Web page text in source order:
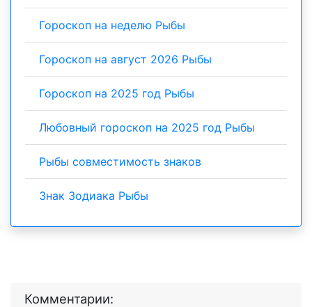
Гороскоп на неделю Рыбы
Гороскоп на август 2026 Рыбы
Гороскоп на 2025 год Рыбы
Любовный гороскоп на 2025 год Рыбы
Рыбы совместимость знаков
Знак Зодиака Рыбы
Комментарии: